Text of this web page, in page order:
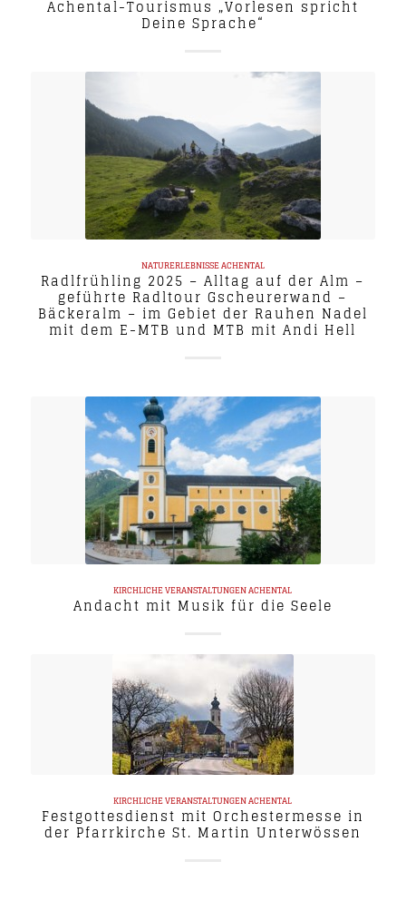
Achental-Tourismus „Vorlesen spricht
Deine Sprache“
NATURERLEBNISSEACHENTAL
Radlfrühling 2025 – Alltag auf der Alm –
geführte Radltour Gscheurerwand –
Bäckeralm – im Gebiet der Rauhen Nadel
mit dem E-MTB und MTB mit Andi Hell
KIRCHLICHE VERANSTALTUNGENACHENTAL
Andacht mit Musik für die Seele
KIRCHLICHE VERANSTALTUNGENACHENTAL
Festgottesdienst mit Orchestermesse in
der Pfarrkirche St. Martin Unterwössen